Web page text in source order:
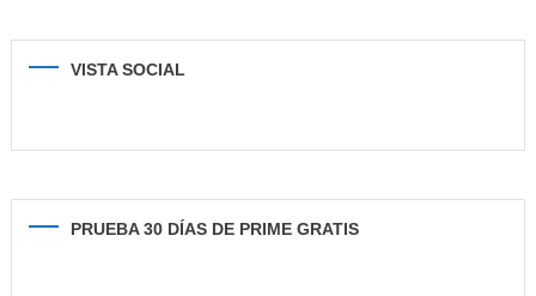
VISTA SOCIAL
PRUEBA 30 DÍAS DE PRIME GRATIS